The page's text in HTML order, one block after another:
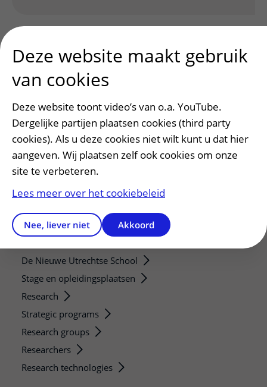
Patiënt en bezoek
Afspraak maken of wijzigen
Voorbereiden op uw afspraak
Wijzigen patiëntgegevens
Opvragen kopie dossier
Bezoektijden
Onderwijs en onderzoek
De Nieuwe Utrechtse School
Stage en opleidingsplaatsen
Research
Strategic programs
Research groups
Researchers
Research technologies
Deze website maakt gebruik
van cookies
Deze website toont video’s van o.a. YouTube.
Dergelijke partijen plaatsen cookies (third party
cookies). Als u deze cookies niet wilt kunt u dat hier
aangeven. Wij plaatsen zelf ook cookies om onze
site te verbeteren.
Lees meer over het cookiebeleid
Nee, liever niet Akkoord